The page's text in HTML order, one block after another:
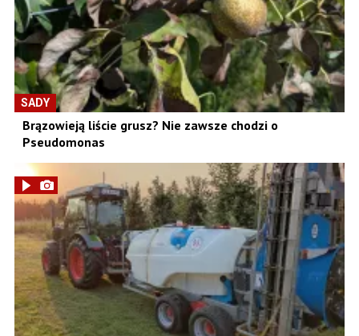
SADY
Brązowieją liście grusz? Nie zawsze chodzi o
Pseudomonas